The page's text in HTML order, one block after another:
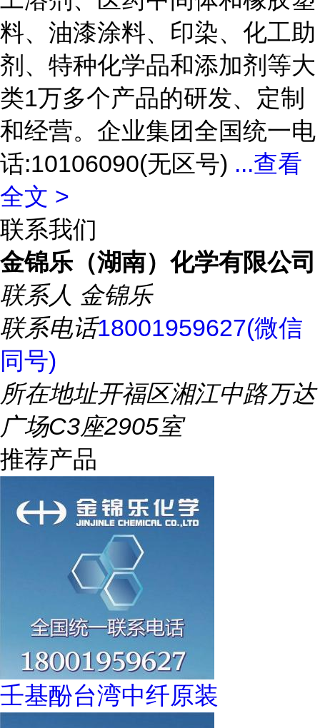
料、油漆涂料、印染、化工助
剂、特种化学品和添加剂等大
类1万多个产品的研发、定制
和经营。企业集团全国统一电
话:10106090(无区号) ...查看
全文 >
联系我们
金锦乐（湖南）化学有限公司
联系人 金锦乐
联系电话18001959627(微信
同号)
所在地址开福区湘江中路万达
广场C3座2905室
推荐产品
壬基酚台湾中纤原装